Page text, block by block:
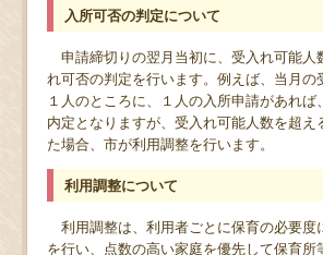
入所可否の判定について
申請締切りの翌月当初に、受入れ可能人
れ可否の判定を行います。例えば、当月の
１人のところに、１人の入所申請があれば
内定となりますが、受入れ可能人数を超え
た場合、市が利用調整を行います。
利用調整について
利用調整は、利用者ごとに保育の必要度
を行い、点数の高い家庭を優先して保育所